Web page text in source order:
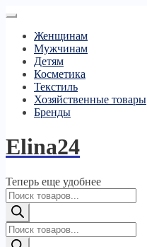
Женщинам
Мужчинам
Детям
Косметика
Текстиль
Хозяйственные товары
Бренды
Elina24
Теперь еще удобнее
Поиск
товаров
Поиск
товаров